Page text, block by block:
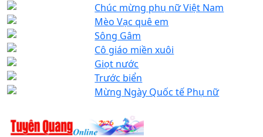
Chúc mừng phụ nữ Việt Nam
Mèo Vạc quê em
Sông Gâm
Cô giáo miền xuôi
Giọt nước
Trước biển
Mừng Ngày Quốc tế Phụ nữ